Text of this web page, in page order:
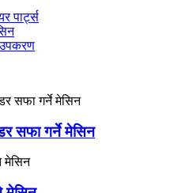
पार्ट्स
सफा गर्ने मेसिन